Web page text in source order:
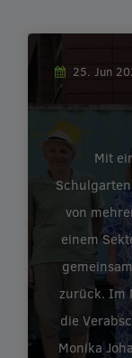
25. Jun
Mit
von
einem
zurück. Im
die
Monika